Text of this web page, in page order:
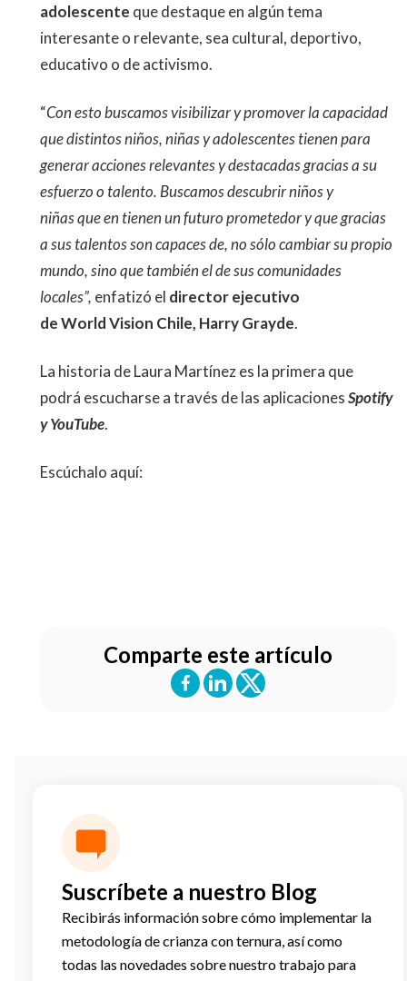
adolescente que destaque en algún tema
interesante o relevante, sea cultural, deportivo,
educativo o de activismo.
“Con esto buscamos visibilizar y promover la capacidad
que distintos niños, niñas y adolescentes tienen para
generar acciones relevantes y destacadas gracias a su
esfuerzo o talento. Buscamos descubrir niños y
niñas que en tienen un futuro prometedor y que gracias
a sus talentos son capaces de, no sólo cambiar su propio
mundo, sino que también el de sus comunidades
locales”, enfatizó el director ejecutivo
de World Vision Chile, Harry Grayde.
La historia de Laura Martínez es la primera que
podrá escucharse a través de las aplicacionesSpotify
y YouTube.
Escúchalo aquí:
Comparte este artículo
Suscríbete a nuestro Blog
Recibirás información sobre cómo implementar la
metodología de crianza con ternura, así como
todas las novedades sobre nuestro trabajo para